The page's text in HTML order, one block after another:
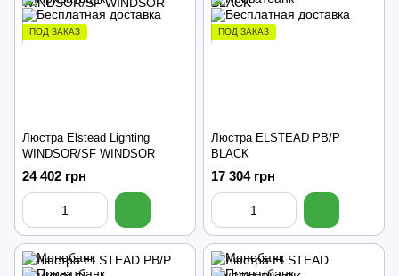
ПОД ЗАКАЗ
Люстра Elstead Lighting
WINDSOR/SF WINDSOR
24 402 грн
ПОД ЗАКАЗ
Люстра ELSTEAD PB/P
BLACK
17 304 грн